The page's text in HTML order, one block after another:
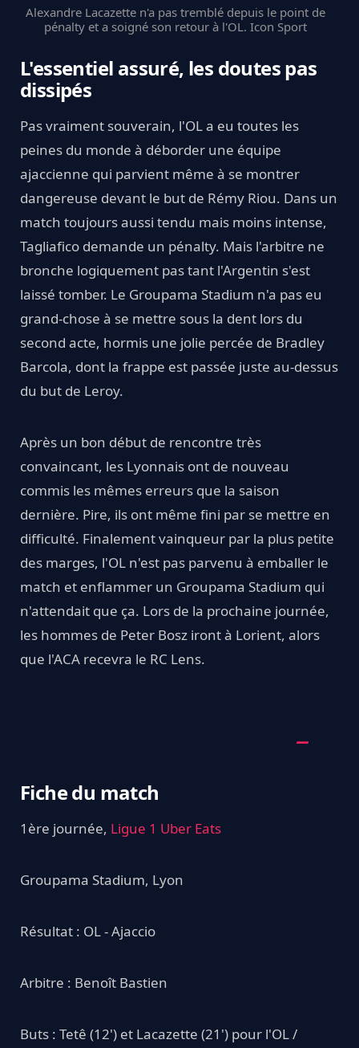
Alexandre Lacazette n'a pas tremblé depuis le point de
pénalty et a soigné son retour à l'OL. Icon Sport
L'essentiel assuré, les doutes pas
dissipés
Pas vraiment souverain, l'OL a eu toutes les
peines du monde à déborder une équipe
ajaccienne qui parvient même à se montrer
dangereuse devant le but de Rémy Riou. Dans un
match toujours aussi tendu mais moins intense,
Tagliafico demande un pénalty. Mais l'arbitre ne
bronche logiquement pas tant l'Argentin s'est
laissé tomber. Le Groupama Stadium n'a pas eu
grand-chose à se mettre sous la dent lors du
second acte, hormis une jolie percée de Bradley
Barcola, dont la frappe est passée juste au-dessus
du but de Leroy.
Après un bon début de rencontre très
convaincant, les Lyonnais ont de nouveau
commis les mêmes erreurs que la saison
dernière. Pire, ils ont même fini par se mettre en
difficulté. Finalement vainqueur par la plus petite
des marges, l'OL n'est pas parvenu à emballer le
match et enflammer un Groupama Stadium qui
n'attendait que ça. Lors de la prochaine journée,
les hommes de Peter Bosz iront à Lorient, alors
que l'ACA recevra le RC Lens.
Fiche du match
1ère journée, Ligue 1 Uber Eats
Groupama Stadium, Lyon
Résultat : OL - Ajaccio
Arbitre : Benoît Bastien
Buts : Tetê (12') et Lacazette (21') pour l'OL /